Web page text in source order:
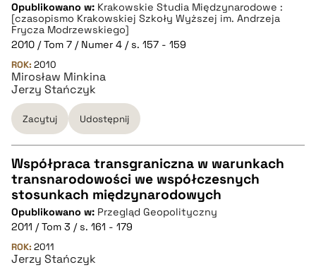
pobierz cytat
BIBTEX
pobierz cytat
Opublikowano w: Krakowskie Studia Międzynarodowe :
[czasopismo Krakowskiej Szkoły Wyższej im. Andrzeja
Frycza Modrzewskiego]
2010 / Tom 7 / Numer 4 / s. 157 - 159
ROK: 2010
Mirosław Minkina
Jerzy Stańczyk
Zacytuj Udostępnij
CZYSTY TEKST
pobierz cytat
Współpraca transgraniczna w warunkach
transnarodowości we współczesnych
stosunkach międzynarodowych
Opublikowano w: Przegląd Geopolityczny
2011 / Tom 3 / s. 161 - 179
ROK: 2011
Jerzy Stańczyk